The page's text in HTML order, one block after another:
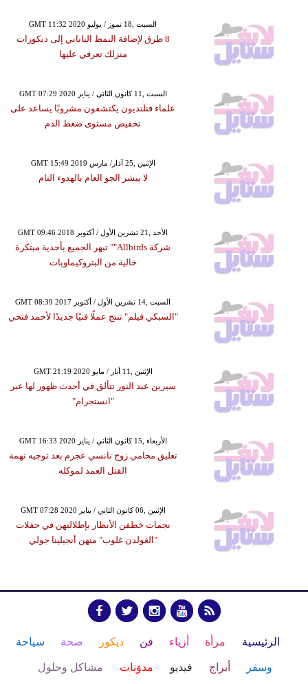
GMT 11:32 2020 السبت ,18 تموز / يوليو
8 طرق لإضافة النمط الياباني إلى ديكورات
منزلك تعرفي عليها
GMT 07:29 2020 السبت ,11 كانون الثاني / يناير
علماء فنلنديون يكتشفون مشروبًا يساعد على
تخفيض مستوى ضغط الدم
GMT 15:49 2019 الإثنين ,25 آذار/ مارس
لا يبشر الجو العام بالهدوء التام
GMT 09:46 2018 الأحد ,21 تشرين الأول / أكتوبر
شركة Allbirds"" تبهر الجميع بأحذية مبتكرة
خالية من البتروكيماويات
GMT 08:39 2017 السبت ,14 تشرين الأول / أكتوبر
"السبكي فيلم" تنتج عملًا فنيًا جديدًا لأحمد فتحي
GMT 21:19 2020 الإثنين ,11 أيار / مايو
سيرين عبد النور تتألق في أحدث ظهور لها عبر
"انستجرام"
GMT 16:33 2020 الأربعاء ,15 كانون الثاني / يناير
تعليق محامي زوج نانسي عجرم بعد توجيه تهمة
القتل العمد لموكله
GMT 07:28 2020 الإثنين ,06 كانون الثاني / يناير
نجمات خطفن الأنظار بإطلالتهن في حفلات
"الغولدن غلوب" منهن أنجيلينا جولي
الرئيسية مرأة أزياء فن ديكور صحة سياحة
وسفر أبراج فيديو مدوَنات مشاكل وحلول